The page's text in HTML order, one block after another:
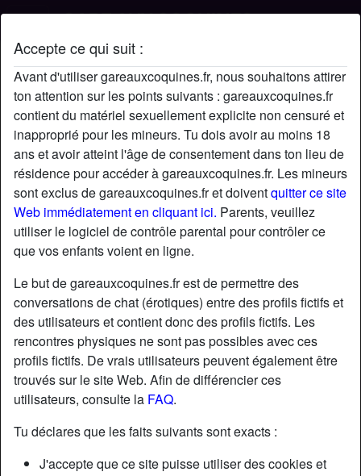
Accepte ce qui suit :
Avant d'utiliser gareauxcoquines.fr, nous souhaitons attirer
ton attention sur les points suivants : gareauxcoquines.fr
contient du matériel sexuellement explicite non censuré et
inapproprié pour les mineurs. Tu dois avoir au moins 18
ans et avoir atteint l'âge de consentement dans ton lieu de
résidence pour accéder à gareauxcoquines.fr. Les mineurs
sont exclus de gareauxcoquines.fr et doiventquitter ce site
Web immédiatement en cliquant ici. Parents, veuillez
utiliser le logiciel de contrôle parental pour contrôler ce
que vos enfants voient en ligne.
Le but de gareauxcoquines.fr est de permettre des
conversations de chat (érotiques) entre des profils fictifs et
des utilisateurs et contient donc des profils fictifs. Les
rencontres physiques ne sont pas possibles avec ces
profils fictifs. De vrais utilisateurs peuvent également être
trouvés sur le site Web. Afin de différencier ces
utilisateurs, consulte la FAQ.
Tu déclares que les faits suivants sont exacts :
J'accepte que ce site puisse utiliser des cookies et
Profil de UrFavBaby
starAjouter chatDiscuter !